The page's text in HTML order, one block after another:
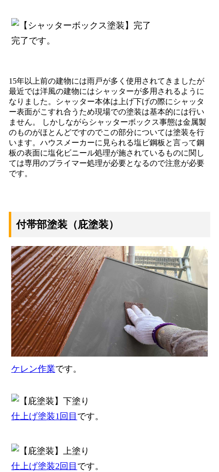
完了です。
15年以上前の建物には雨戸が多く使用されてきましたが
最近では洋風の建物にはシャッターが多用されるように
なりました。シャッター本体は上げ下げの際にシャッタ
ー表面がこすれ合うため現場での塗装は基本的には行い
ません。 しかしながらシャッターボックス事態は金属製
のものがほとんどですのでこの部分については塗装を行
います。ハウスメーカーに見られる塩ビ鋼板と言って鋼
板の表面に塩化ビニール処理が施されているものに関し
ては専用のプライマー処理が必要となるので注意が必要
です。
付帯部塗装（庇塗装）
ケレン作業です。
仕上げ塗装1回目 です。
仕上げ塗装2回目 です。